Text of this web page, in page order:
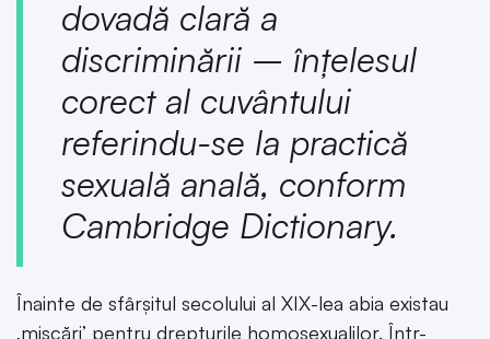
dovadă clară a
discriminării – înțelesul
corect al cuvântului
referindu-se la practică
sexuală anală, conform
Cambridge Dictionary.
Înainte de sfârșitul secolului al XIX-lea abia existau
‚mișcări’ pentru drepturile homosexualilor. Într-